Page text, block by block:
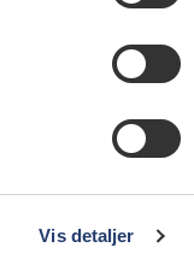
Vis detaljer
jobportal for
og